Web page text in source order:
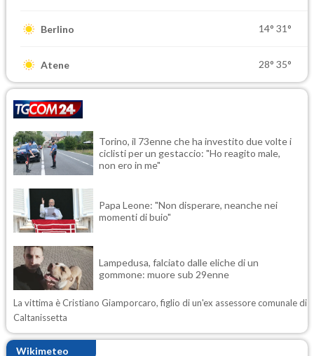
Berlino 14° 31°
Atene 28° 35°
Torino, il 73enne che ha investito due volte i
ciclisti per un gestaccio: "Ho reagito male,
non ero in me"
Papa Leone: "Non disperare, neanche nei
momenti di buio"
Lampedusa, falciato dalle eliche di un
gommone: muore sub 29enne
La vittima è Cristiano Giamporcaro, figlio di un'ex assessore comunale di
Caltanissetta
Wikimeteo